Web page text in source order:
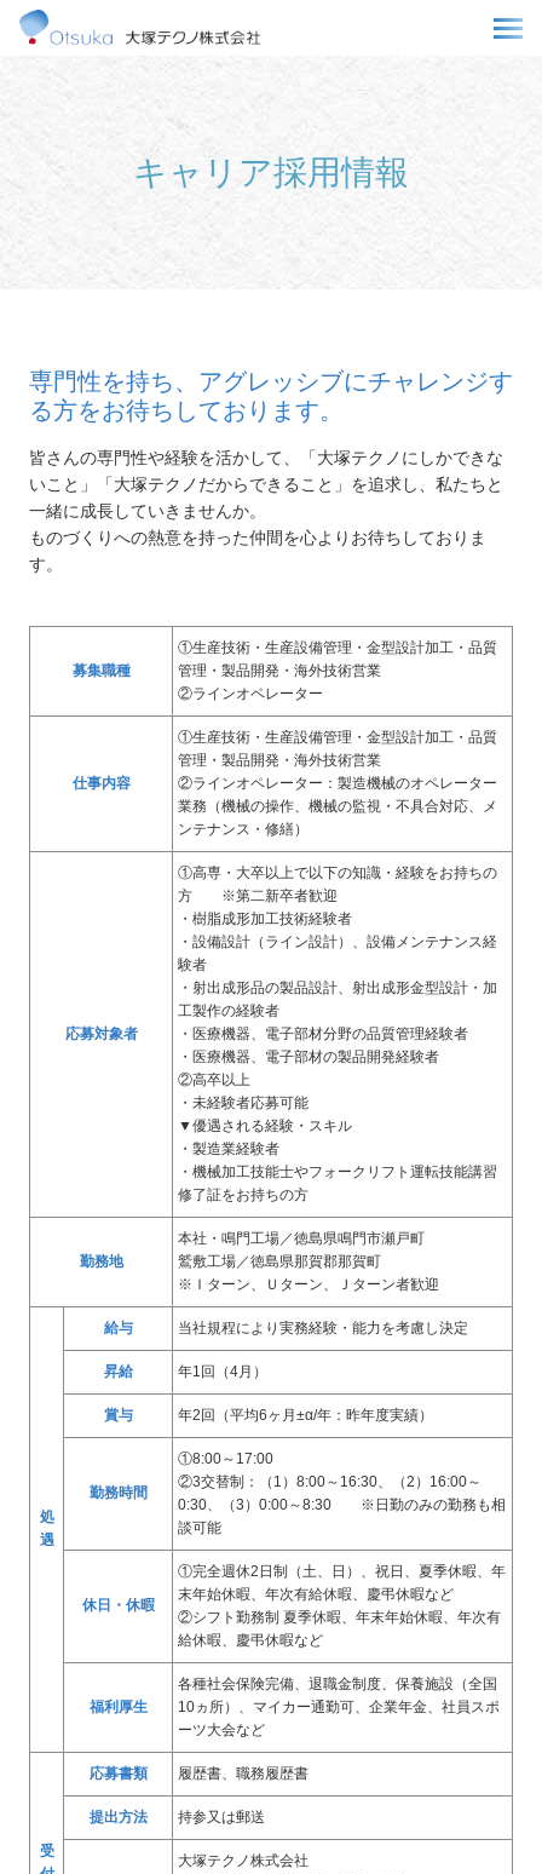
キャリア採用情報
専門性を持ち、アグレッシブにチャレンジす
る方をお待ちしております。
皆さんの専門性や経験を活かして、「大塚テクノにしかできな
いこと」「大塚テクノだからできること」を追求し、私たちと
一緒に成長していきませんか。
ものづくりへの熱意を持った仲間を心よりお待ちしておりま
す。
募集職種
①生産技術・生産設備管理・金型設計加工・品質
管理・製品開発・海外技術営業
②ラインオペレーター
仕事内容
①生産技術・生産設備管理・金型設計加工・品質
管理・製品開発・海外技術営業
②ラインオペレーター：製造機械のオペレーター
業務（機械の操作、機械の監視・不具合対応、メ
ンテナンス・修繕）
応募対象者
①高専・大卒以上で以下の知識・経験をお持ちの
方 ※第二新卒者歓迎
・樹脂成形加工技術経験者
・設備設計（ライン設計）、設備メンテナンス経
験者
・射出成形品の製品設計、射出成形金型設計・加
工製作の経験者
・医療機器、電子部材分野の品質管理経験者
・医療機器、電子部材の製品開発経験者
②高卒以上
・未経験者応募可能
▼優遇される経験・スキル
・製造業経験者
・機械加工技能士やフォークリフト運転技能講習
修了証をお持ちの方
勤務地
本社・鳴門工場／徳島県鳴門市瀬戸町
鷲敷工場／徳島県那賀郡那賀町
※Ｉターン、Ｕターン、Ｊターン者歓迎
処
遇
給与 当社規程により実務経験・能力を考慮し決定
昇給 年1回（4月）
賞与 年2回（平均6ヶ月±α/年：昨年度実績）
勤務時間
①8:00～17:00
②3交替制：（1）8:00～16:30、（2）16:00～
0:30、（3）0:00～8:30 ※日勤のみの勤務も相
談可能
休日・休暇
①完全週休2日制（土、日）、祝日、夏季休暇、年
末年始休暇、年次有給休暇、慶弔休暇など
②シフト勤務制 夏季休暇、年末年始休暇、年次有
給休暇、慶弔休暇など
福利厚生
各種社会保険完備、退職金制度、保養施設（全国
10ヵ所）、マイカー通勤可、企業年金、社員スポ
ーツ大会など
受
応募書類 履歴書、職務履歴書
提出方法 持参又は郵送
大塚テクノ株式会社